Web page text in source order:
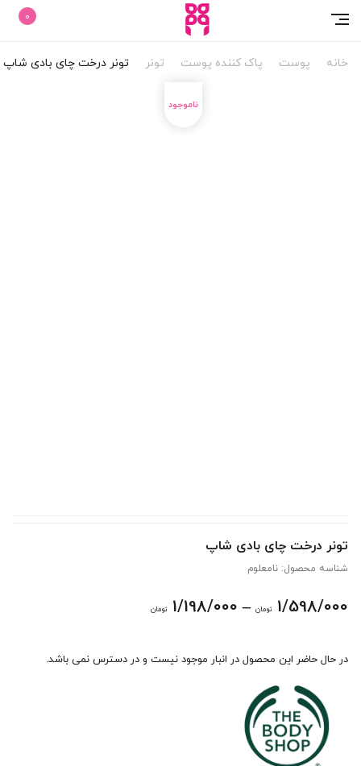
0
خانه پوست پاک کننده پوست تونر تونر درخت چای بادی شاپ
تونر درخت چای بادی شاپ
شناسه محصول: نامعلوم
1/598/000 تومان –
1/198/000 تومانPrice
1/198/000 تومان
در حال حاضر این محصول در انبار موجود نیست و در دسترس نمی باشد.